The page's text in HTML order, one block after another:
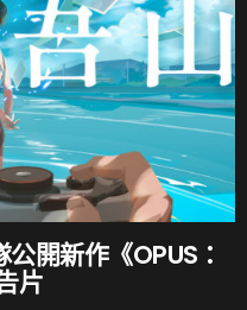
開新作《OPUS：
片